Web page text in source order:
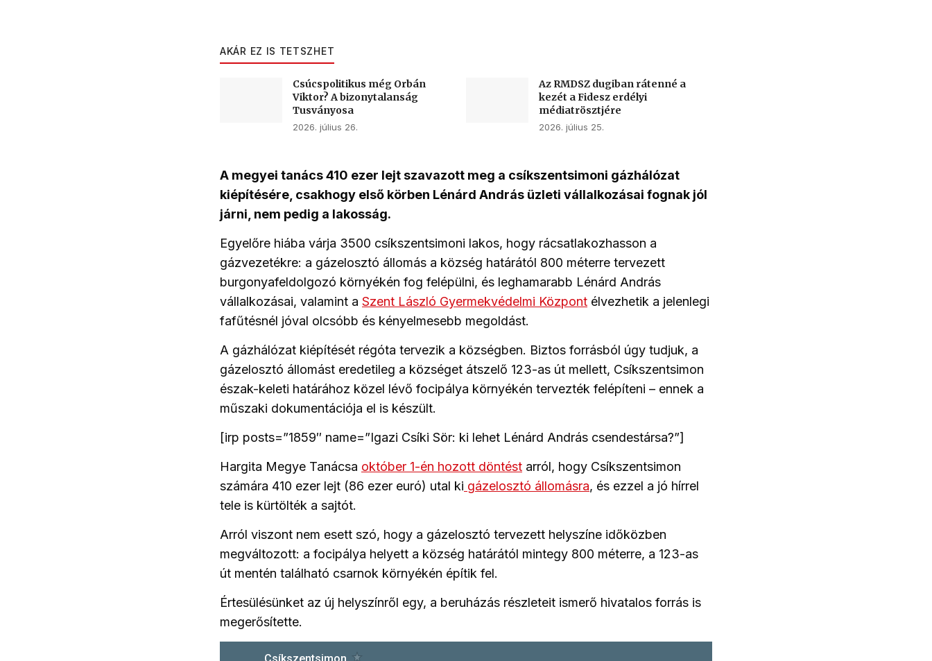
AKÁR EZ IS TETSZHET
Csúcspolitikus még Orbán
Viktor? A bizonytalanság
Tusványosa
2026. július 26.
Az RMDSZ dugiban rátenné a
kezét a Fidesz erdélyi
médiatrösztjére
2026. július 25.
A megyei tanács 410 ezer lejt szavazott meg a csíkszentsimoni gázhálózat
kiépítésére, csakhogy első körben Lénárd András üzleti vállalkozásai fognak jól
járni, nem pedig a lakosság.
Egyelőre hiába várja 3500 csíkszentsimoni lakos, hogy rácsatlakozhasson a
gázvezetékre: a gázelosztó állomás a község határától 800 méterre tervezett
burgonyafeldolgozó környékén fog felépülni, és leghamarabb Lénárd András
vállalkozásai, valamint a Szent László Gyermekvédelmi Központ élvezhetik a jelenlegi
fafűtésnél jóval olcsóbb és kényelmesebb megoldást.
A gázhálózat kiépítését régóta tervezik a községben. Biztos forrásból úgy tudjuk, a
gázelosztó állomást eredetileg a községet átszelő 123-as út mellett, Csíkszentsimon
észak-keleti határához közel lévő focipálya környékén tervezték felépíteni – ennek a
műszaki dokumentációja el is készült.
[irp posts=”1859″ name=”Igazi Csíki Sör: ki lehet Lénárd András csendestársa?”]
Hargita Megye Tanácsa október 1-én hozott döntést arról, hogy Csíkszentsimon
számára 410 ezer lejt (86 ezer euró) utal ki gázelosztó állomásra, és ezzel a jó hírrel
tele is kürtölték a sajtót.
Arról viszont nem esett szó, hogy a gázelosztó tervezett helyszíne időközben
megváltozott: a focipálya helyett a község határától mintegy 800 méterre, a 123-as
út mentén található csarnok környékén építik fel.
Értesülésünket az új helyszínről egy, a beruházás részleteit ismerő hivatalos forrás is
megerősítette.